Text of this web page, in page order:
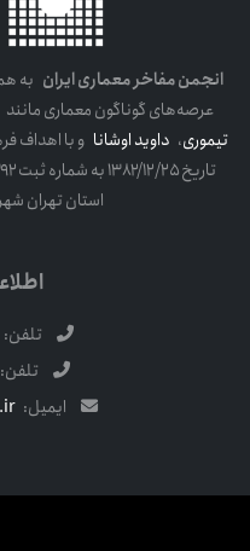
انجمن مفاخر معماری ایرانبه همت
عرصه‌های گوناگون معماری مانند
تیموری،داوید اوشاناو با اهداف
استان تهران
تلفن:
تلفن:
ایمیل: